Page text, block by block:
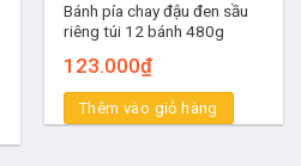
Bánh pía chay đậu đen sầu
riêng túi 12 bánh 480g
123.000₫
Thêm vào giỏ hàng